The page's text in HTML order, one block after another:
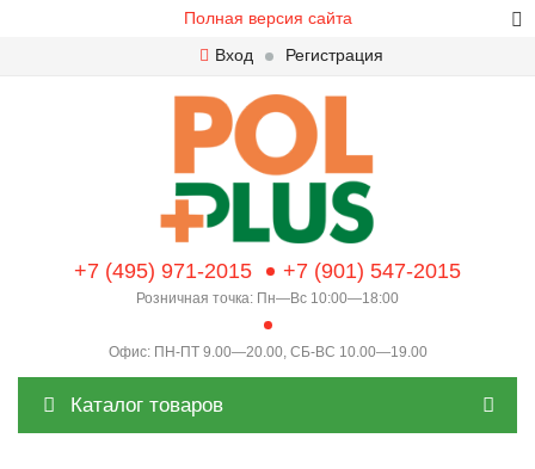
Полная версия сайта
Вход
Регистрация
+7 (495) 971-2015 +7 (901) 547-2015
Розничная точка: Пн—Вс 10:00—18:00
Офис: ПН-ПТ 9.00—20.00, СБ-ВС 10.00—19.00
Каталог товаров